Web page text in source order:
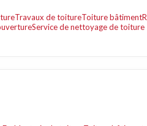
Travaux de toitureToiture bâtiment
Service de nettoyage de toiture